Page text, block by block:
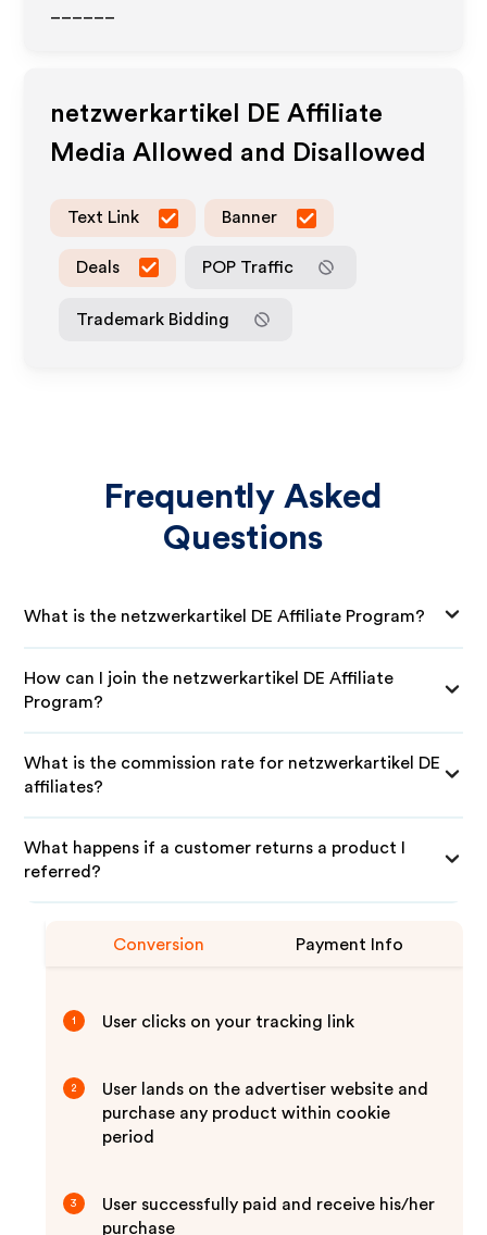
netzwerkartikel DE Affiliate
Media Allowed and Disallowed
Text Link Banner
Deals POP Traffic
Trademark Bidding
Frequently Asked
Questions
What is the netzwerkartikel DE Affiliate Program?
How can I join the netzwerkartikel DE Affiliate
Program?
What is the commission rate for netzwerkartikel DE
affiliates?
What happens if a customer returns a product I
referred?
Conversion Payment Info
1 User clicks on your tracking link
2
User lands on the advertiser website and
purchase any product within cookie
period
3
User successfully paid and receive his/her
purchase